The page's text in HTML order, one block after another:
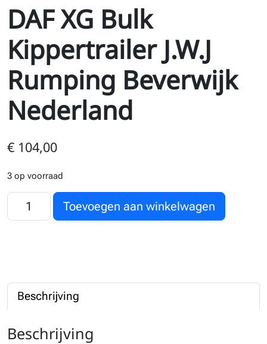
DAF XG Bulk
Kippertrailer J.W.J
Rumping Beverwijk
Nederland
€ 104,00
3 op voorraad
DAF XG Bulk Kippertrailer J.W.J Rumping Beverwijk
Toevoegen aan winkelwagen
Beschrijving
Beschrijving